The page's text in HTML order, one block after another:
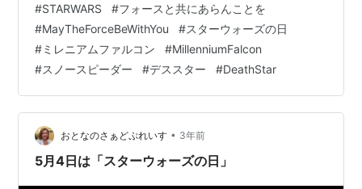
んとエンジン（点灯）掛かりました（笑） 斜め上から パ
ラボラの後ろから 斜め下から（排気の色は実際には白で
す） スノースピーダー・デススターは壊れやすいので無
点灯（手抜きｗ） スターウォーズ、フォースと共にあら
んことを！ 【送料無料】ホビー 模型車 車 レーシングカ
ー ビルドミ…
#STARWARS #フォースと共にあらんことを
#MayTheForceBeWithYou #スターウォーズの日
#ミレニアムファルコン #MillenniumFalcon
#スノースピーダー #デススター #DeathStar
おとなのさぁどぷれいす • 3年前
5月4日は「スターウォーズの日」